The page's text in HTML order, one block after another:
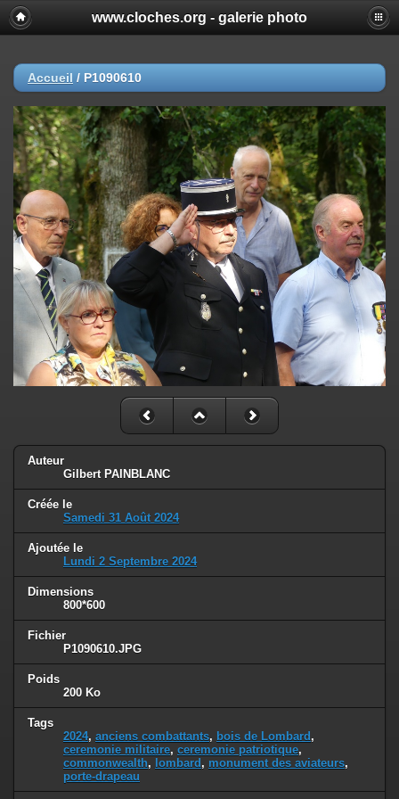
www.cloches.org - galerie photo
Accueil / P1090610
Auteur
Gilbert PAINBLANC
Créée le
Samedi 31 Août 2024
Ajoutée le
Lundi 2 Septembre 2024
Dimensions
800*600
Fichier
P1090610.JPG
Poids
200 Ko
Tags
2024, anciens combattants, bois de Lombard ,
ceremonie militaire, ceremonie patriotique,
commonwealth, lombard , monument des aviateurs,
porte-drapeau